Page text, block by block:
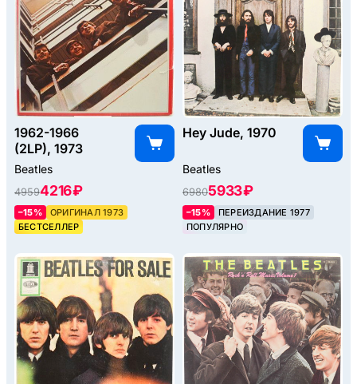
1962-1966
(2LP), 1973
Beatles
49594216 ₽
–15%
ОРИГИНАЛ 1973
БЕСТСЕЛЛЕР
Hey Jude, 1970
Beatles
69805933 ₽
–15%
ПЕРЕИЗДАНИЕ 1977
ПОПУЛЯРНО